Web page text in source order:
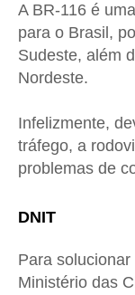
A BR-116 é
para o Brasil,
Sudeste, além
Nordeste.
Infelizmente,
tráfego, a
problemas de
DNIT
Para
Ministério das